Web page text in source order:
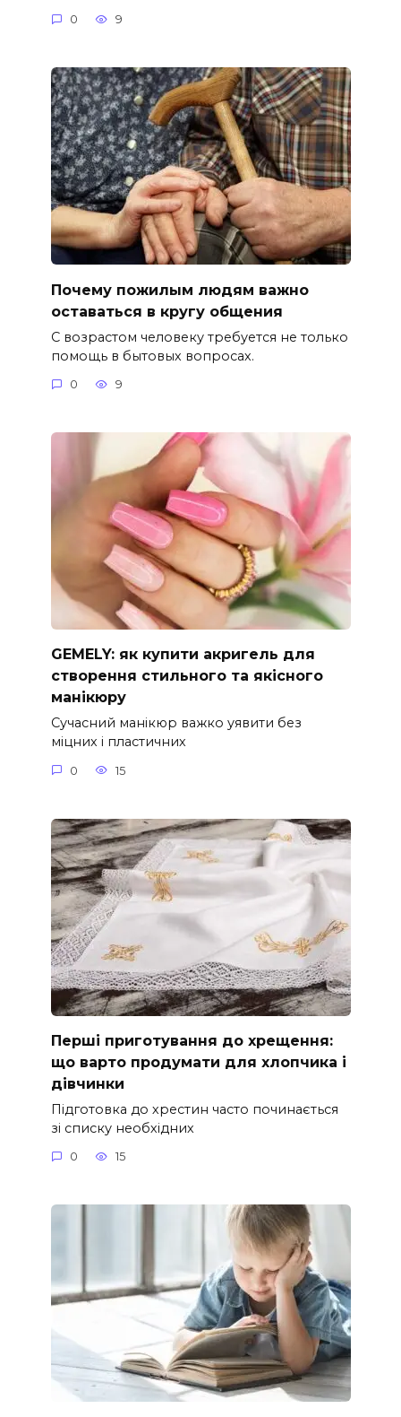
0 9
Почему пожилым людям важно
оставаться в кругу общения
С возрастом человеку требуется не только
помощь в бытовых вопросах.
0 9
GEMELY: як купити акригель для
створення стильного та якісного
манікюру
Сучасний манікюр важко уявити без
міцних і пластичних
0 15
Перші приготування до хрещення:
що варто продумати для хлопчика і
дівчинки
Підготовка до хрестин часто починається
зі списку необхідних
0 15